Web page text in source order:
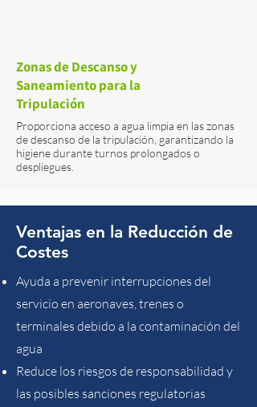
Zonas de Descanso y
Saneamiento para la
Tripulación
Proporciona acceso a agua limpia en las zonas
de descanso de la tripulación, garantizando la
higiene durante turnos prolongados o
despliegues.
Ventajas en la Reducción de
Costes
Ayuda a prevenir interrupciones del
servicio en aeronaves, trenes o
terminales debido a la contaminación del
agua
Reduce los riesgos de responsabilidad y
las posibles sanciones regulatorias